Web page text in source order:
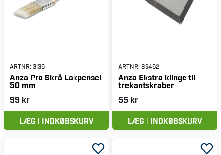
ARTNR: 3136
Anza Pro Skrå Lakpensel
50 mm
99 kr
LÆG I INDKØBSKURV
ARTNR: 86462
Anza Ekstra klinge til
trekantskraber
55 kr
LÆG I INDKØBSKURV